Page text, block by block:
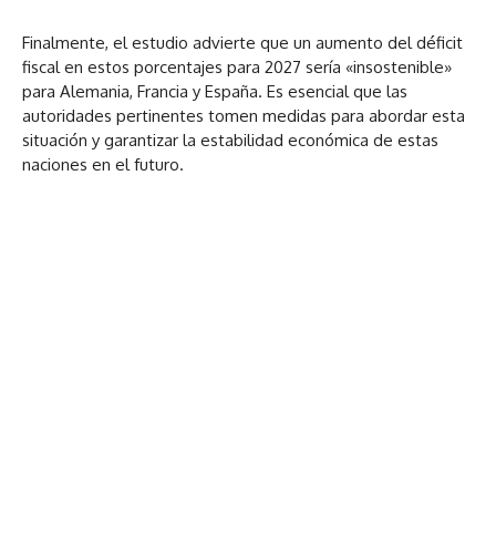
Finalmente, el estudio advierte que un aumento del déficit
fiscal en estos porcentajes para 2027 sería «insostenible»
para Alemania, Francia y España. Es esencial que las
autoridades pertinentes tomen medidas para abordar esta
situación y garantizar la estabilidad económica de estas
naciones en el futuro.